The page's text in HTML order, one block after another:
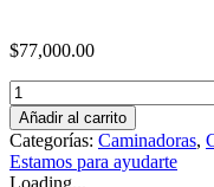
$77,000.00
Caminadora
Profesional
ENDURANCE
T10
cantidad
Añadir al carrito
Categorías: Caminadoras,
Estamos para ayudarte
Loading...